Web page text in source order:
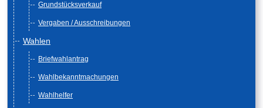
Grundstücksverkauf
Vergaben / Ausschreibungen
Wahlen
Briefwahlantrag
Wahlbekanntmachungen
Wahlhelfer